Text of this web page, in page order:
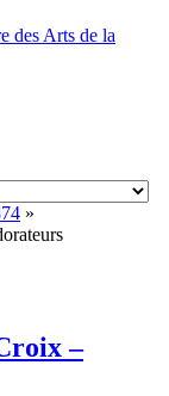
des Arts de la
»
–